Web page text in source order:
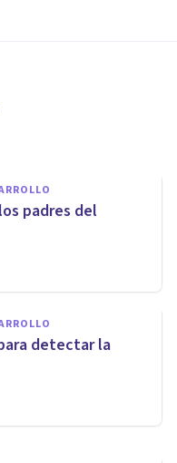
padres del
detectar la
idea que
bullying